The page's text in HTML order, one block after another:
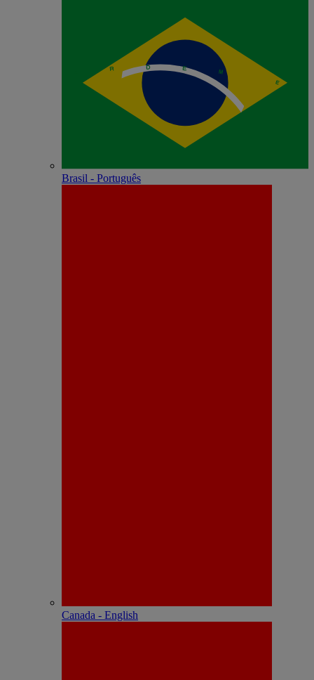
Brasil - Português
Canada - English